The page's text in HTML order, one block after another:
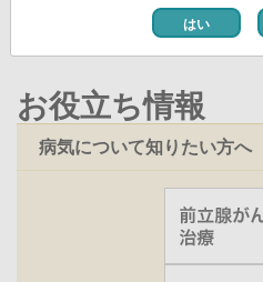
お役立ち情報
病気について知りたい方へ
はい